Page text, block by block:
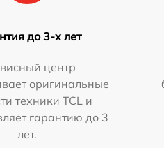
до 3-х лет
центр
оригинальные
техники TCL и
гарантию до 3
лет.